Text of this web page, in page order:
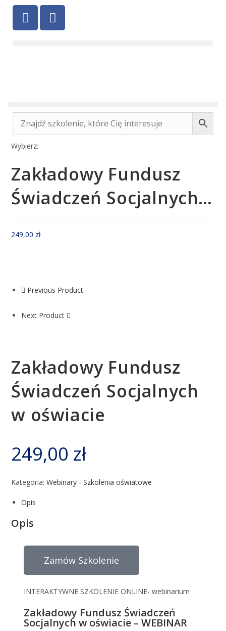
Wybierz:
Zakładowy Fundusz
Świadczeń Socjalnych…
249,00 zł
Previous Product
Next Product
Zakładowy Fundusz
Świadczeń Socjalnych
w oświacie
249,00 zł
Kategoria:Webinary - Szkolenia oświatowe
Opis
Opis
Zamów Szkolenie
INTERAKTYWNE SZKOLENIE ONLINE- webinarium
Zakładowy Fundusz Świadczeń
Socjalnych w oświacie – WEBINAR